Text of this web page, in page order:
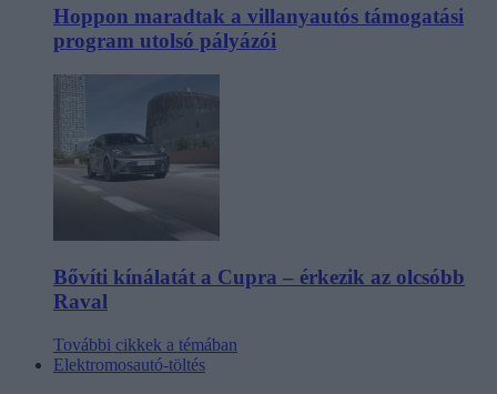
Hoppon maradtak a villanyautós támogatási
program utolsó pályázói
Bővíti kínálatát a Cupra – érkezik az olcsóbb
Raval
További cikkek a témában
Elektromosautó-töltés